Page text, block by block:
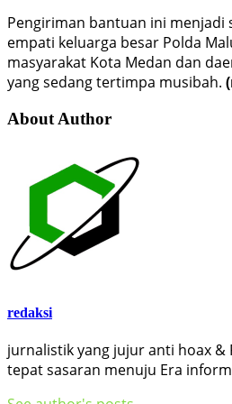
Pengiriman bantuan ini menjadi
empati keluarga besar Polda
masyarakat Kota Medan dan
yang sedang tertimpa musibah.
About Author
redaksi
jurnalistik yang jujur anti hoax &
tepat sasaran menuju Era